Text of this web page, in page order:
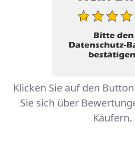
Klicken Sie auf den
Sie sich über
Käufern.